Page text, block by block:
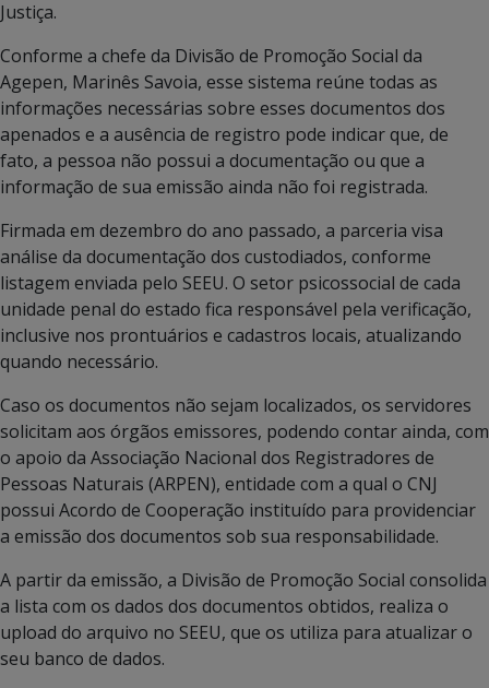
Justiça.
Conforme a chefe da Divisão de Promoção Social da
Agepen, Marinês Savoia, esse sistema reúne todas as
informações necessárias sobre esses documentos dos
apenados e a ausência de registro pode indicar que, de
fato, a pessoa não possui a documentação ou que a
informação de sua emissão ainda não foi registrada.
Firmada em dezembro do ano passado, a parceria visa
análise da documentação dos custodiados, conforme
listagem enviada pelo SEEU. O setor psicossocial de cada
unidade penal do estado fica responsável pela verificação,
inclusive nos prontuários e cadastros locais, atualizando
quando necessário.
Caso os documentos não sejam localizados, os servidores
solicitam aos órgãos emissores, podendo contar ainda, com
o apoio da Associação Nacional dos Registradores de
Pessoas Naturais (ARPEN), entidade com a qual o CNJ
possui Acordo de Cooperação instituído para providenciar
a emissão dos documentos sob sua responsabilidade.
A partir da emissão, a Divisão de Promoção Social consolida
a lista com os dados dos documentos obtidos, realiza o
upload do arquivo no SEEU, que os utiliza para atualizar o
seu banco de dados.